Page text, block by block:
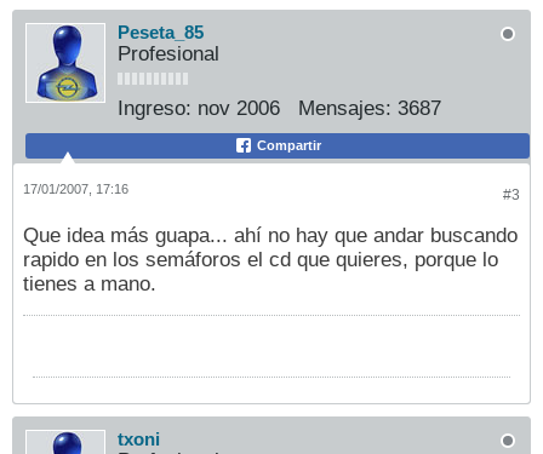
Peseta_85
Profesional
Ingreso: nov 2006 Mensajes: 3687
Compartir
#3
17/01/2007, 17:16
Que idea más guapa... ahí no hay que andar buscando
rapido en los semáforos el cd que quieres, porque lo
tienes a mano.
txoni